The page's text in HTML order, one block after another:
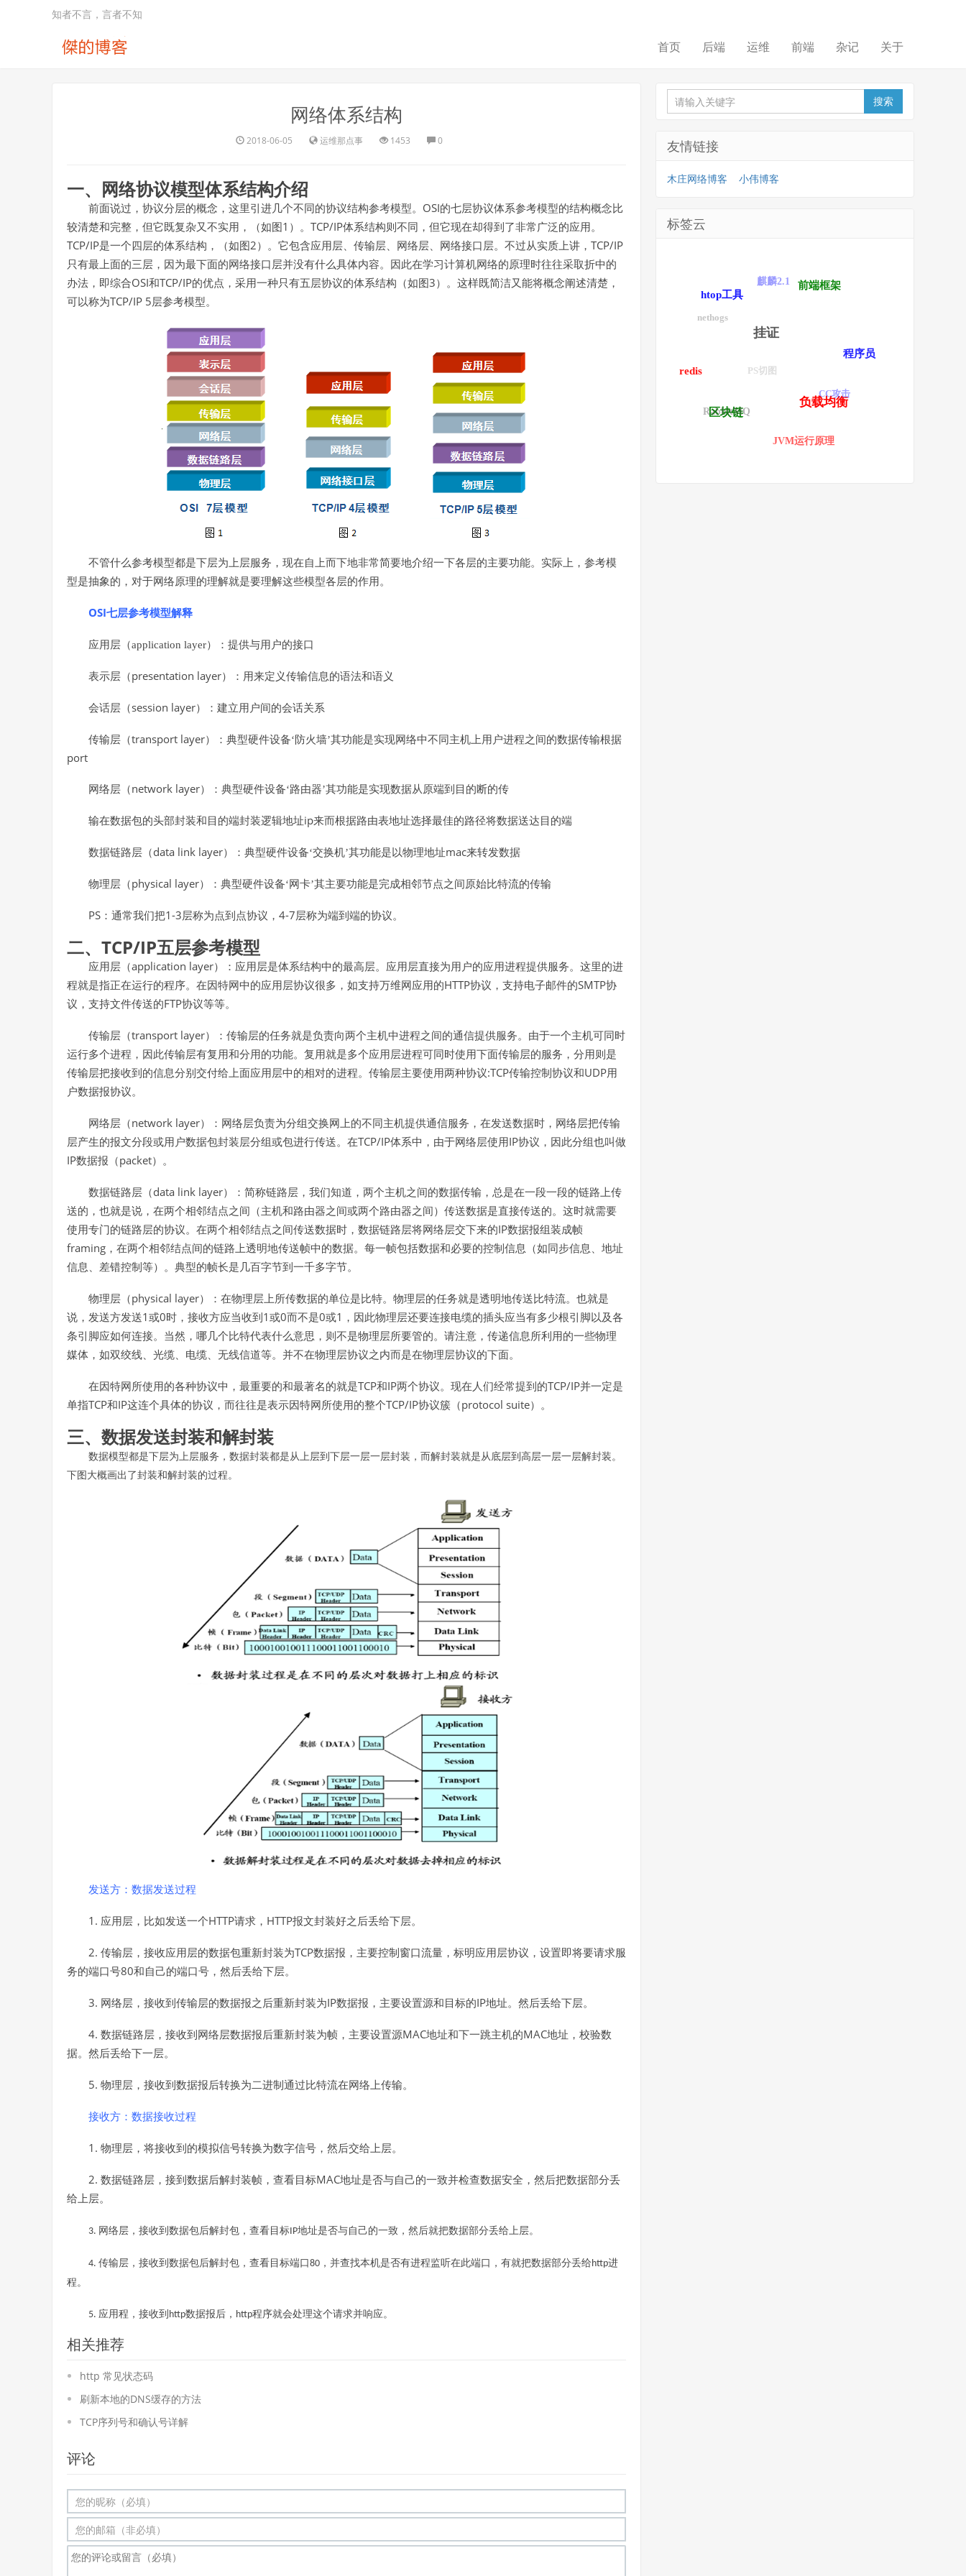
知者不言，言者不知
首页 后端 运维 前端 杂记 关于
网络体系结构
2018-06-05 运维那点事 1453 0
一、网络协议模型体系结构介绍
前面说过，协议分层的概念，这里引进几个不同的协议结构参考模型。 OSI的七层协议体系参考模型的结构概念比
较清楚和完整，但它既复杂又不实用，（如图 1 ）。 TCP/IP体系结构则不同，但它现在却得到了非常广泛的应用。
TCP/IP是一个四层的体系结构，（如图2）。它包含应用层、传输层、网络层、网络接口层。不过从实质上讲， TCP/IP
只有最上面的三层，因为最下面的网络接口层并没有什么具体内容。因此在学习计算机网络的原理时往往采取折中的
办法，即综合OSI和TCP/IP的优点，采用一种只有五层协议的体系结构（如图3）。这样既简洁又能将概念阐述清楚，
可以称为TCP/IP 5层参考模型。
不管什么参考模型都是下层为上层服务，现在自上而下地非常简要地介绍一下各层的主要功能。实际上，参考模
型是抽象的，对于网络原理的理解就是要理解这些模型各层的作用。
OSI七层参考模型解释
应用层（application layer）：提供与用户的接口
表示层（presentation layer）：用来定义传输信息的语法和语义
会话层（session layer）：建立用户间的会话关系
传输层（transport layer）：典型硬件设备‘防火墙’其功能是实现网络中不同主机上用户进程之间的数据传输根据
port
网络层（network layer）：典型硬件设备‘路由器’其功能是实现数据从原端到目的断的传
输在数据包的头部封装和目的端封装逻辑地址ip来而根据路由表地址选择最佳的路径将数据送达目的端
数据链路层（data link layer）：典型硬件设备‘交换机’其功能是以物理地址mac来转发数据
物理层（physical layer）：典型硬件设备‘网卡’其主要功能是完成相邻节点之间原始比特流的传输
PS ：通常我们把1-3层称为点到点协议， 4-7层称为端到端的协议。
二、TCP/IP五层参考模型
应用层（application layer）：应用层是体系结构中的最高层。应用层直接为用户的应用进程提供服务。这里的进
程就是指正在运行的程序。在因特网中的应用层协议很多，如支持万维网应用的HTTP协议，支持电子邮件的SMTP协
议，支持文件传送的FTP协议等等。
传输层（transport layer）：传输层的任务就是负责向两个主机中进程之间的通信提供服务。由于一个主机可同时
运行多个进程，因此传输层有复用和分用的功能。复用就是多个应用层进程可同时使用下面传输层的服务，分用则是
传输层把接收到的信息分别交付给上面应用层中的相对的进程。传输层主要使用两种协议:TCP传输控制协议和UDP用
户数据报协议。
网络层（network layer）：网络层负责为分组交换网上的不同主机提供通信服务，在发送数据时，网络层把传输
层产生的报文分段或用户数据包封装层分组或包进行传送。在TCP/IP体系中，由于网络层使用IP协议，因此分组也叫做
IP数据报（packet）。
数据链路层（data link layer）：简称链路层，我们知道，两个主机之间的数据传输，总是在一段一段的链路上传
送的，也就是说，在两个相邻结点之间（主机和路由器之间或两个路由器之间）传送数据是直接传送的。这时就需要
使用专门的链路层的协议。在两个相邻结点之间传送数据时，数据链路层将网络层交下来的IP数据报组装成帧
framing ，在两个相邻结点间的链路上透明地传送帧中的数据。每一帧包括数据和必要的控制信息（如同步信息、地址
信息、差错控制等）。典型的帧长是几百字节到一千多字节。
物理层（physical layer）：在物理层上所传数据的单位是比特。物理层的任务就是透明地传送比特流。也就是
说，发送方发送1或0时，接收方应当收到 1或0而不是0或1 ，因此物理层还要连接电缆的插头应当有多少根引脚以及各
条引脚应如何连接。当然，哪几个比特代表什么意思，则不是物理层所要管的。请注意，传递信息所利用的一些物理
媒体，如双绞线、光缆、电缆、无线信道等。并不在物理层协议之内而是在物理层协议的下面。
在因特网所使用的各种协议中，最重要的和最著名的就是TCP和IP两个协议。现在人们经常提到的TCP/IP并一定是
单指TCP和IP这连个具体的协议，而往往是表示因特网所使用的整个TCP/IP协议簇（protocol suite）。
三、数据发送封装和解封装
数据模型都是下层为上层服务，数据封装都是从上层到下层一层一层封装，而解封装就是从底层到高层一层一层解封装。
下图大概画出了封装和解封装的过程。
发送方：数据发送过程
1. 应用层，比如发送一个HTTP请求， HTTP报文封装好之后丢给下层。
2. 传输层，接收应用层的数据包重新封装为TCP数据报，主要控制窗口流量，标明应用层协议，设置即将要请求服
务的端口号80和自己的端口号，然后丢给下层。
3. 网络层，接收到传输层的数据报之后重新封装为IP数据报，主要设置源和目标的IP地址。然后丢给下层。
4. 数据链路层，接收到网络层数据报后重新封装为帧，主要设置源MAC地址和下一跳主机的MAC地址，校验数
据。然后丢给下一层。
5. 物理层，接收到数据报后转换为二进制通过比特流在网络上传输。
接收方：数据接收过程
1. 物理层，将接收到的模拟信号转换为数字信号，然后交给上层。
2. 数据链路层，接到数据后解封装帧，查看目标MAC地址是否与自己的一致并检查数据安全，然后把数据部分丢
给上层。
3. 网络层，接收到数据包后解封包，查看目标IP地址是否与自己的一致，然后就把数据部分丢给上层。
4. 传输层，接收到数据包后解封包，查看目标端口 80 ，并查找本机是否有进程监听在此端口，有就把数据部分丢给http进
程。
5. 应用程，接收到 http数据报后， http程序就会处理这个请求并响应。
相关推荐
http 常见状态码
刷新本地的DNS缓存的方法
TCP序列号和确认号详解
评论
友情链接
木庄网络博客 小伟博客
标签云
redis PS切图
麒麟2.1
区块链
挂证
nethogs
htop工具
前端框架
RabbitMQ
负载均衡
程序员
CC攻击
JVM运行原理